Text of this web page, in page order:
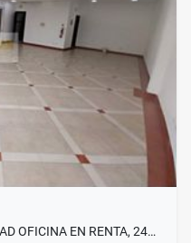
OFICINA EN RENTA, 24…